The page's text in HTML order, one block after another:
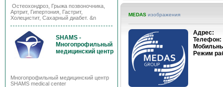
Остеохондроз, Грыжа позвоночника,
Артрит, Гипертония, Гастрит,
Холецистит, Сахарный диабет. &n
SHAMS -
Многопрофильный
медицинский центр
Многопрофильный медицинский центр
SHAMS medical center
MEDAS изображения
Адрес:
Телефон:
Режим